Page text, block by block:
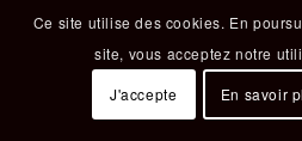
Ce site utilise des cookies. En
site, vous acceptez notre
J'accepte En savoir